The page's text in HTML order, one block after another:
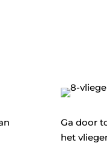
Ga door
het